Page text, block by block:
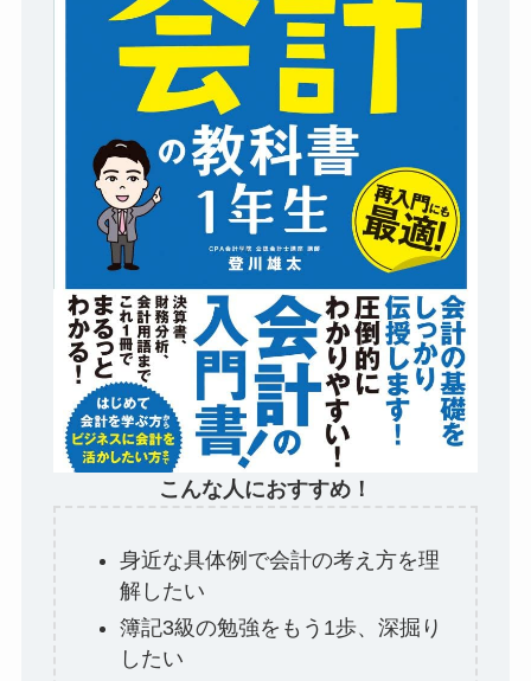
こんな人におすすめ！
身近な具体例で会計の考え方を理
解したい
簿記3級の勉強をもう1歩、深掘り
したい